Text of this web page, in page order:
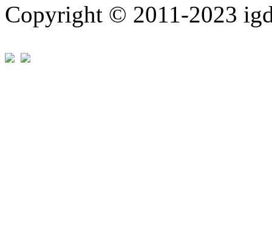
Copyright © 2011-2023